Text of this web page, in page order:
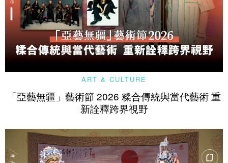
ART & CULTURE
「亞藝無疆」藝術節 2026 糅合傳統與當代藝術 重
新詮釋跨界視野